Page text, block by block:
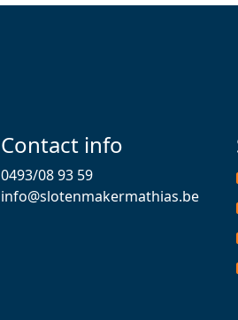
Contact info
0493/08 93 59
info@slotenmakermathias.be